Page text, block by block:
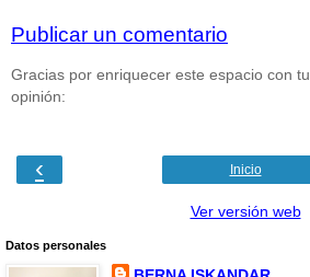
Publicar un comentario
Gracias por enriquecer este espacio con tu
opinión:
‹ Inicio
Ver versión web
Datos personales